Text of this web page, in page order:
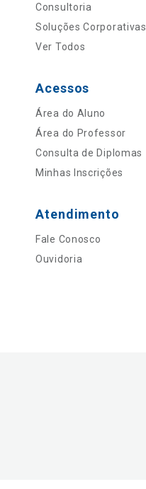
Consultoria
Soluções Corporativas
Ver Todos
Acessos
Área do Aluno
Área do Professor
Consulta de Diplomas
Minhas Inscrições
Atendimento
Fale Conosco
Ouvidoria